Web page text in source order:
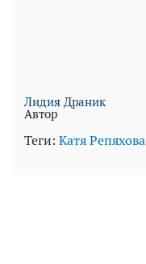
Лидия Драник
Автор
Теги: Катя Репяхова